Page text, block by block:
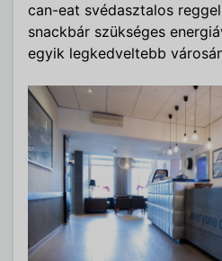
can-eat svédasztalos
snackbár szükséges
egyik legkedveltebb